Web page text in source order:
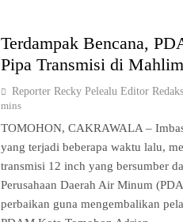
Terdampak Bencana,
Pipa Transmisi di
Reporter Recky Pelealu Editor
mins
TOMOHON, CAKRAWALA –
yang terjadi beberapa waktu lalu,
transmisi 12 inch yang bersumber
Perusahaan Daerah Air Minum
perbaikan guna mengembalikan